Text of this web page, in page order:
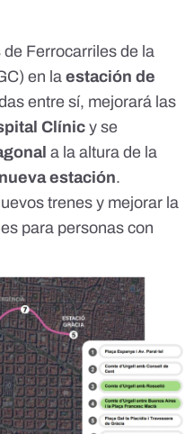
de Ferrocarriles de la
en la estación de
entre sí, mejorará las
Clínic y se
a la altura de la
nueva estación.
trenes y mejorar la
para personas con